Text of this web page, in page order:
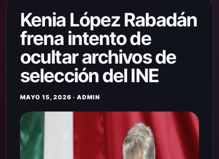
Kenia López Rabadán
frena intento de
ocultar archivos de
selección del INE
MAYO 15, 2026 · ADMIN